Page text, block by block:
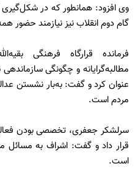
وی افزود: همانطور که در شکل‌گیری
گام دوم انقلاب نیز نیازمند حضور
فرمانده قرارگاه فرهنگی
مطالبه‌گرایانه و چگونگی
عنوان کرد و گفت: به‌بار نشستن
مردم است.
سرلشکر جعفری، تخصصی بودن
قرار داد و گفت: اشراف به مسائل
است.